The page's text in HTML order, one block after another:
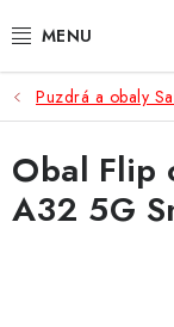
na
PUZDRÁ A OBALY
TVRDENÉ SKLÁ
DÁTOVÉ KÁBLE
Puzdrá a obaly
Obal Flip
A32 5G